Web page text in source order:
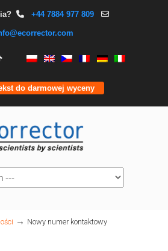
+44 7884 977 809
do darmowej wyceny
→ Nowy numer kontaktowy